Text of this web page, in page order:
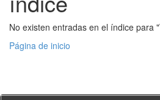
No existen entradas en el índice para
Página de inicio